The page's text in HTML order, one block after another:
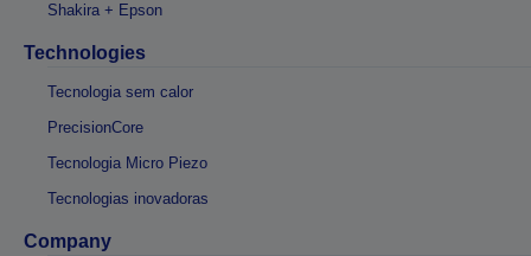
Shakira + Epson
Technologies
Tecnologia sem calor
PrecisionCore
Tecnologia Micro Piezo
Tecnologias inovadoras
Company